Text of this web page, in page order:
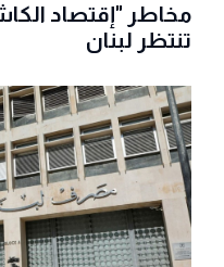
مخاطر "إقتصاد
تنتظر لبنان